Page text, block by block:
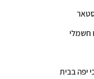
חשמלי
יפה בבית